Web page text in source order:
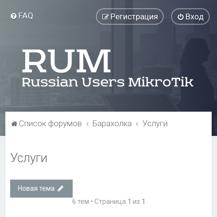
FAQ Вход
Регистрация
Список форумов Барахолка Услуги
Услуги
Новая тема
6 тем • Страница 1 из 1